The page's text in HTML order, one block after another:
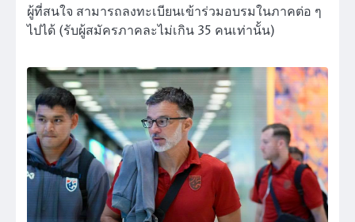
ผู้ที่สนใจ สามารถลงทะเบียนเข้าร่วมอบรมในภาคต่อ ๆ
ไปได้ (รับผู้สมัครภาคละไม่เกิน 35 คนเท่านั้น)